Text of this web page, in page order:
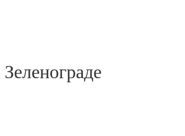
Зеленограде